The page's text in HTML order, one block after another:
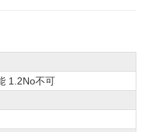
1.2No不可